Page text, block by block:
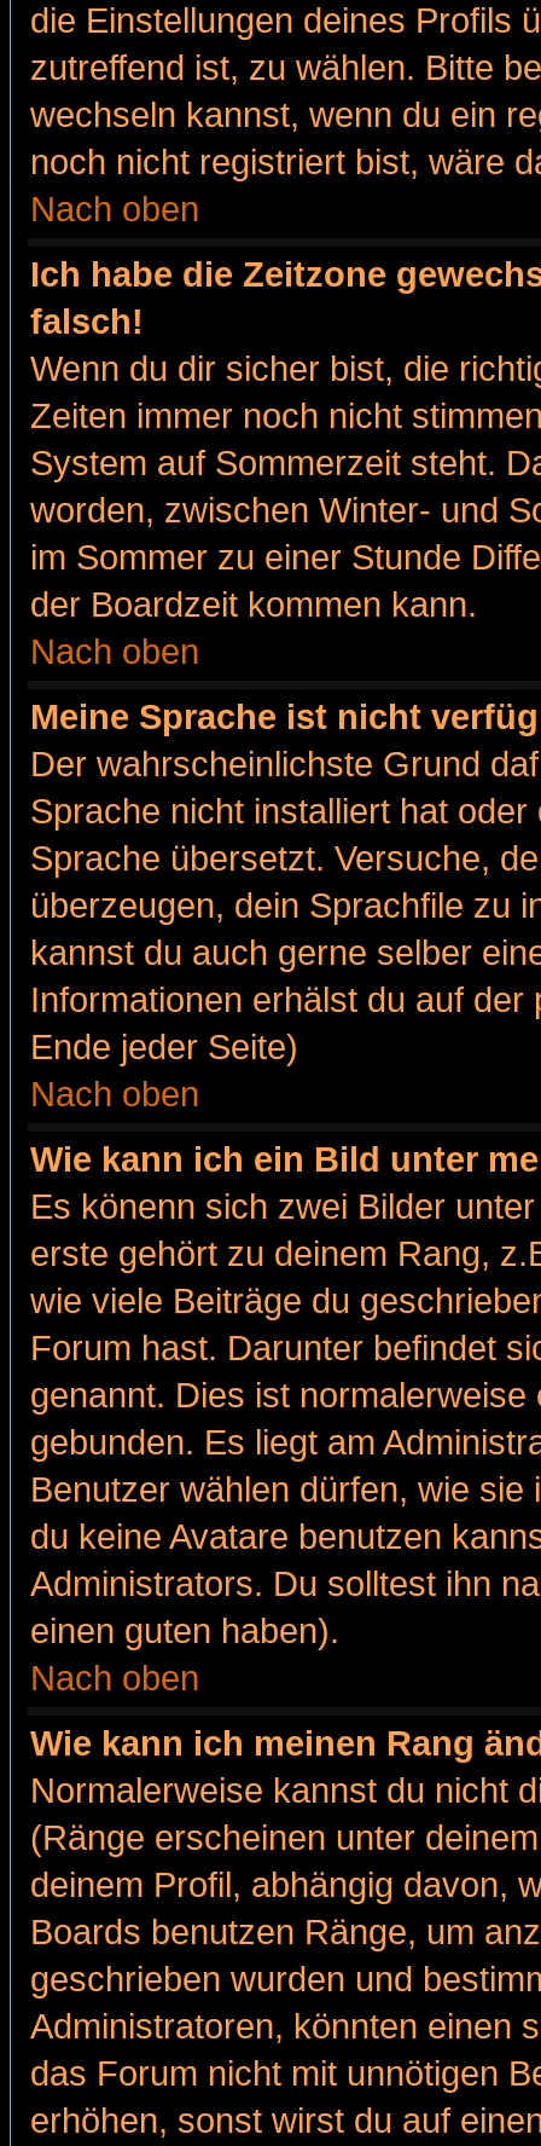
die Einstellungen deines Profils
zutreffend ist, zu wählen. Bitte
wechseln kannst, wenn du ein
noch nicht registriert bist, wäre
Nach oben
Ich habe die Zeitzone
falsch!
Wenn du dir sicher bist, die
Zeiten immer noch nicht
System auf Sommerzeit steht.
worden, zwischen Winter- und
im Sommer zu einer Stunde
der Boardzeit kommen kann.
Nach oben
Meine Sprache ist nicht
Der wahrscheinlichste Grund
Sprache nicht installiert hat
Sprache übersetzt. Versuche,
überzeugen, dein Sprachfile zu
kannst du auch gerne selber
Informationen erhälst du auf
Ende jeder Seite)
Nach oben
Wie kann ich ein Bild unter
Es könenn sich zwei Bilder
erste gehört zu deinem Rang,
wie viele Beiträge du
Forum hast. Darunter befindet
genannt. Dies ist
gebunden. Es liegt am
Benutzer wählen dürfen, wie
du keine Avatare benutzen
Administrators. Du solltest ihn
einen guten haben).
Nach oben
Wie kann ich meinen Rang
Normalerweise kannst du nicht
(Ränge erscheinen unter
deinem Profil, abhängig davon,
Boards benutzen Ränge, um
geschrieben wurden und
Administratoren, könnten einen
das Forum nicht mit unnötigen
erhöhen, sonst wirst du auf